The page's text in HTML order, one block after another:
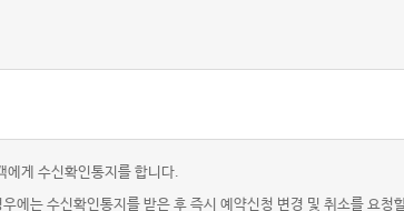
에게 수신확인통지를 합니다.
에는 수신확인통지를 받은 후 즉시 예약신청 변경 및 취소를 요청